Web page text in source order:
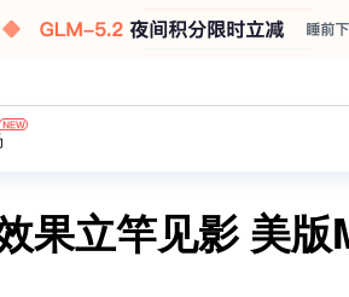
果立竿见影 美版